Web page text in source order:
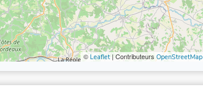
© Leaflet | Contributeurs OpenStreetMap